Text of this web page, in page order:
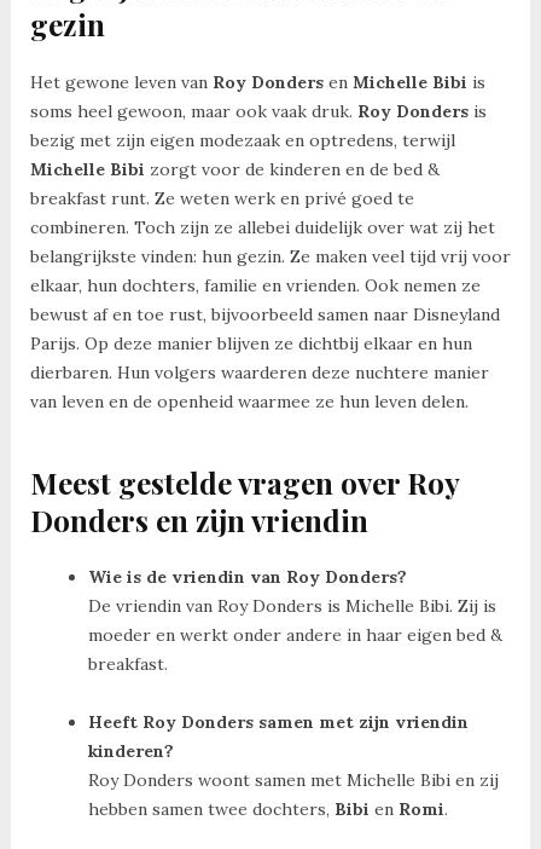
gezin
Het gewone leven van Roy Dondersen Michelle Bibi is
soms heel gewoon, maar ook vaak druk. Roy Dondersis
bezig met zijn eigen modezaak en optredens, terwijl
Michelle Bibi zorgt voor de kinderen en de bed &
breakfast runt. Ze weten werk en privé goed te
combineren. Toch zijn ze allebei duidelijk over wat zij het
belangrijkste vinden: hun gezin. Ze maken veel tijd vrij voor
elkaar, hun dochters, familie en vrienden. Ook nemen ze
bewust af en toe rust, bijvoorbeeld samen naar Disneyland
Parijs. Op deze manier blijven ze dichtbij elkaar en hun
dierbaren. Hun volgers waarderen deze nuchtere manier
van leven en de openheid waarmee ze hun leven delen.
Meest gestelde vragen over Roy
Donders en zijn vriendin
Wie is de vriendin van Roy Donders?
De vriendin van Roy Donders is Michelle Bibi. Zij is
moeder en werkt onder andere in haar eigen bed &
breakfast.
Heeft Roy Donders samen met zijn vriendin
kinderen?
Roy Donders woont samen met Michelle Bibi en zij
hebben samen twee dochters, Bibi en Romi.